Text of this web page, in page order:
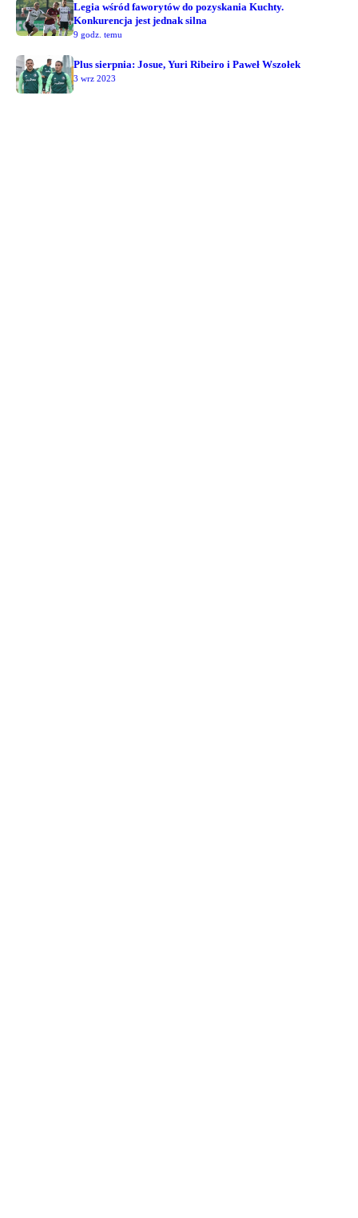
Legia wśród faworytów do pozyskania Kuchty.
Konkurencja jest jednak silna
9 godz. temu
Plus sierpnia: Josue, Yuri Ribeiro i Paweł Wszołek
3 wrz 2023